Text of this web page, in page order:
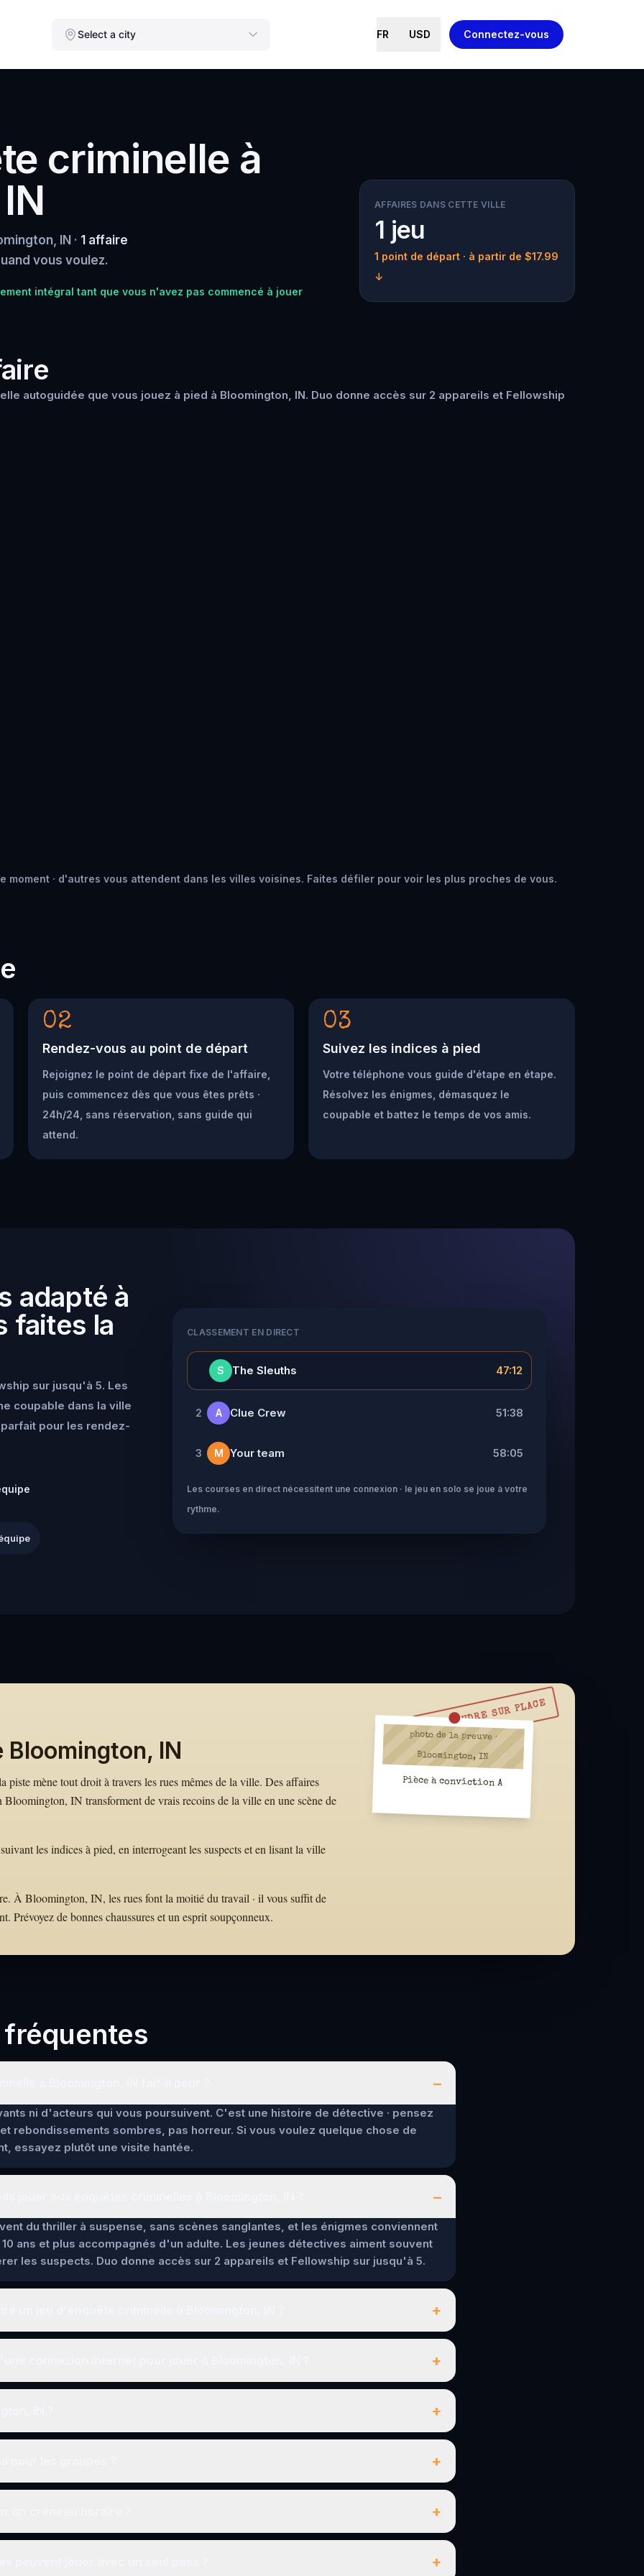
Select a city FR USD Connectez-vous
criminelle à
IN · 1 affaire
vous voulez.
intégral tant que vous n'avez pas commencé à jouer
AFFAIRES DANS CETTE VILLE
1 jeu
1 point de départ · à partir de $17.99
↓
autoguidée que vous jouez à pied à Bloomington, IN. Duo donne accès sur 2 appareils et Fellowship
moment · d'autres vous attendent dans les villes voisines. Faites défiler pour voir les plus proches de vous.
02
Rendez-vous au point de départ
Rejoignez le point de départ fixe de l'affaire,
puis commencez dès que vous êtes prêts ·
24h/24, sans réservation, sans guide qui
attend.
03
Suivez les indices à pied
Votre téléphone vous guide d'étape en étape.
Résolvez les énigmes, démasquez le
coupable et battez le temps de vos amis.
adapté à
faites la
sur jusqu'à 5. Les
coupable dans la ville
pour les rendez-
CLASSEMENT EN DIRECT
S The Sleuths 47:12
2 A Clue Crew 51:38
3 M Your team 58:05
Les courses en direct nécessitent une connexion · le jeu en solo se joue à votre
rythme.
À RÉSOUDRE SUR PLACE
Bloomington, IN
mène tout droit à travers les rues mêmes de la ville. Des affaires
IN transforment de vrais recoins de la ville en une scène de
les indices à pied, en interrogeant les suspects et en lisant la ville
À Bloomington, IN, les rues font la moitié du travail · il vous suffit de
Prévoyez de bonnes chaussures et un esprit soupçonneux.
photo de la preuve ·
Bloomington, IN
Pièce à conviction A
–
ni d'acteurs qui vous poursuivent. C'est une histoire de détective · pensez
rebondissements sombres, pas horreur. Si vous voulez quelque chose de
essayez plutôt une visite hantée.
–
du thriller à suspense, sans scènes sanglantes, et les énigmes conviennent
ans et plus accompagnés d'un adulte. Les jeunes détectives aiment souvent
les suspects. Duo donne accès sur 2 appareils et Fellowship sur jusqu'à 5.
+
+
+
+
+
+